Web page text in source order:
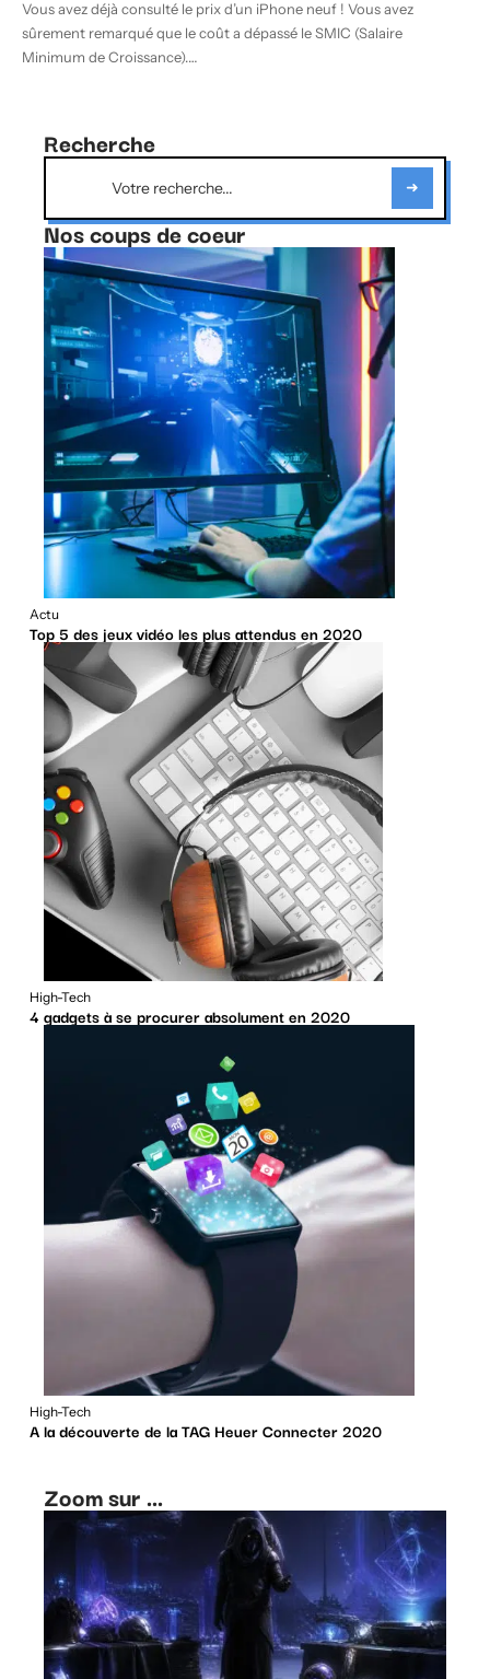
Vous avez déjà consulté le prix d’un iPhone neuf ! Vous avez
sûrement remarqué que le coût a dépassé le SMIC (Salaire
Minimum de Croissance).…
Recherche
Nos coups de coeur
Actu
Top 5 des jeux vidéo les plus attendus en 2020
High-Tech
4 gadgets à se procurer absolument en 2020
High-Tech
A la découverte de la TAG Heuer Connecter 2020
Zoom sur ...